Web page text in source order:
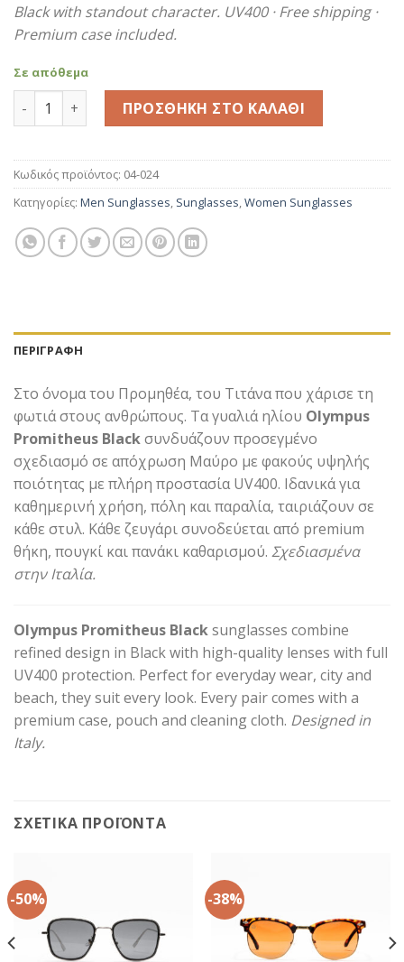
Black with standout character. UV400 · Free shipping ·
Premium case included.
Σε απόθεμα
Promitheus Black ποσότηταΠΡΟΣΘΉΚΗ ΣΤΟ ΚΑΛΆΘΙ
Κωδικός προϊόντος: 04-024
Κατηγορίες: Men Sunglasses, Sunglasses,Women Sunglasses
ΠΕΡΙΓΡΑΦΉ
Στο όνομα του Προμηθέα, του Τιτάνα που χάρισε τη
φωτιά στους ανθρώπους. Τα γυαλιά ηλίου Olympus
Promitheus Blackσυνδυάζουν προσεγμένο
σχεδιασμό σε απόχρωση Μαύρο με φακούς υψηλής
ποιότητας με πλήρη προστασία UV400. Ιδανικά για
καθημερινή χρήση, πόλη και παραλία, ταιριάζουν σε
κάθε στυλ. Κάθε ζευγάρι συνοδεύεται από premium
θήκη, πουγκί και πανάκι καθαρισμού. Σχεδιασμένα
στην Ιταλία.
Olympus Promitheus Blacksunglasses combine
refined design in Black with high-quality lenses with full
UV400 protection. Perfect for everyday wear, city and
beach, they suit every look. Every pair comes with a
premium case, pouch and cleaning cloth. Designed in
Italy.
ΣΧΕΤΙΚΆ ΠΡΟΪΌΝΤΑ
-50% -38%